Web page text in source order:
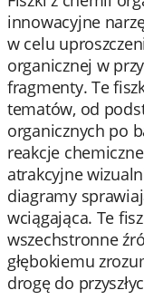
innowacyjne
w celu
organicznej w
fragmenty. Te
tematów, od
organicznych po
reakcje
atrakcyjne
diagramy
wciągająca. Te
wszechstronne
głębokiemu
drogę do